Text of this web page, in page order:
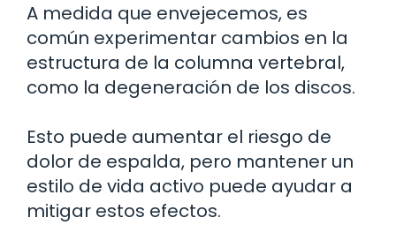
A medida que envejecemos, es
común experimentar cambios en la
estructura de la columna vertebral,
como la degeneración de los discos.
Esto puede aumentar el riesgo de
dolor de espalda, pero mantener un
estilo de vida activo puede ayudar a
mitigar estos efectos.